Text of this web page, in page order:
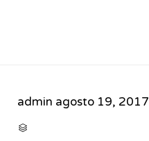
admin agosto 19, 2017
